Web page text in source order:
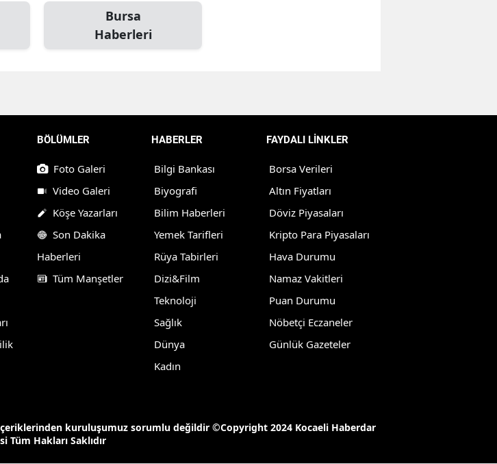
Denizli
Diyarbakır
Edirne
Erzincan
Erzurum
Eskişehir
Giresun
Hatay
Bursa
Haberleri
BÖLÜMLER
Foto Galeri
Video Galeri
Köşe Yazarları
Son Dakika
Haberleri
Tüm Manşetler
HABERLER
Bilgi Bankası
Biyografi
Bilim Haberleri
Yemek Tarifleri
Rüya Tabirleri
Dizi&Film
Teknoloji
Sağlık
Dünya
Kadın
FAYDALI LİNKLER
Borsa Verileri
Altın Fiyatları
Döviz Piyasaları
Kripto Para Piyasaları
Hava Durumu
Namaz Vakitleri
Puan Durumu
Nöbetçi Eczaneler
Günlük Gazeteler
içeriklerinden kuruluşumuz sorumlu değildir ©Copyright 2024 Kocaeli Haberdar
Tüm Hakları Saklıdır